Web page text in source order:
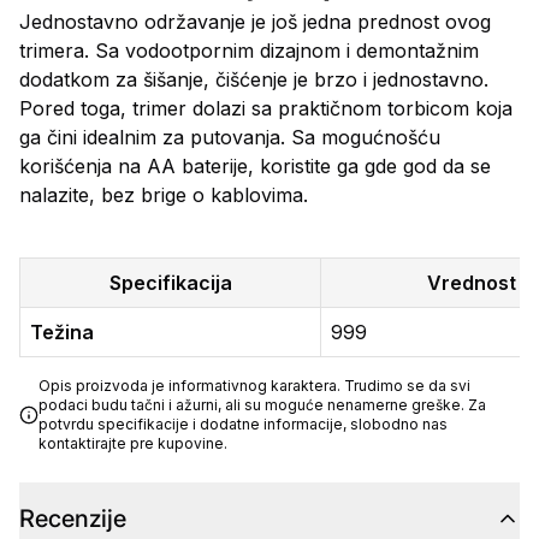
Jednostavno održavanje je još jedna prednost ovog
trimera. Sa vodootpornim dizajnom i demontažnim
dodatkom za šišanje, čišćenje je brzo i jednostavno.
Pored toga, trimer dolazi sa praktičnom torbicom koja
ga čini idealnim za putovanja. Sa mogućnošću
korišćenja na AA baterije, koristite ga gde god da se
nalazite, bez brige o kablovima.
Specifikacija Vrednost
Težina 999
Opis proizvoda je informativnog karaktera. Trudimo se da svi
podaci budu tačni i ažurni, ali su moguće nenamerne greške. Za
potvrdu specifikacije i dodatne informacije, slobodno nas
kontaktirajte pre kupovine.
Recenzije